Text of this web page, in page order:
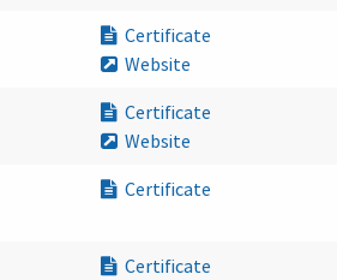
Certificate
Website
Certificate
Website
Certificate
Certificate